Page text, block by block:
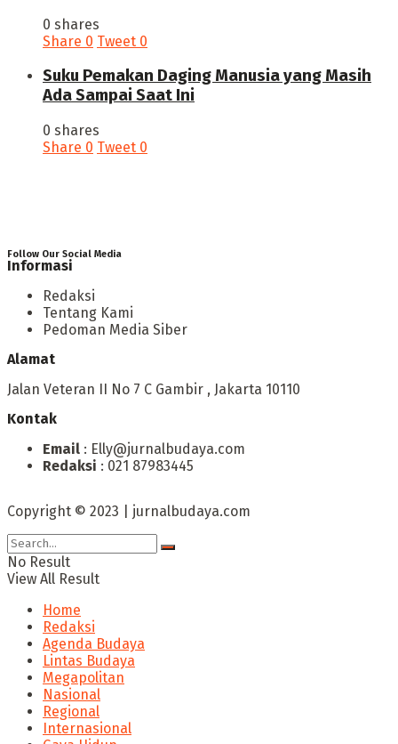
0 shares
Share 0 Tweet 0
‎Suku Pemakan Daging Manusia yang Masih
Ada Sampai Saat Ini
0 shares
Share 0 Tweet 0
Follow Our Social Media
Informasi
Redaksi
Tentang Kami
Pedoman Media Siber
Alamat
Jalan Veteran II No 7 C Gambir , Jakarta 10110
Kontak
Email : Elly@jurnalbudaya.com
Redaksi : 021 87983445
Copyright © 2023 | jurnalbudaya.com
No Result
View All Result
Home
Redaksi
Agenda Budaya
Lintas Budaya
Megapolitan
Nasional
Regional
Internasional